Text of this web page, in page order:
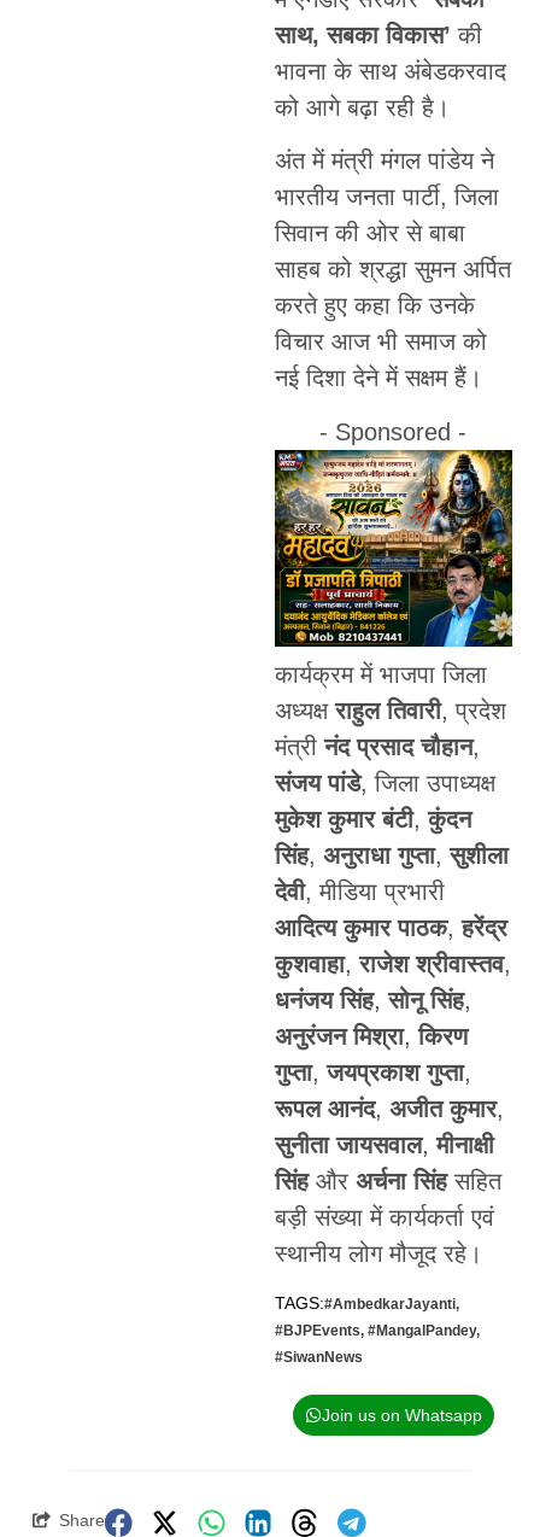
साथ, सबका विकास’ की
भावना के साथ अंबेडकरवाद
को आगे बढ़ा रही है।
अंत में मंत्री मंगल पांडेय ने
भारतीय जनता पार्टी, जिला
सिवान की ओर से बाबा
साहब को श्रद्धा सुमन अर्पित
करते हुए कहा कि उनके
विचार आज भी समाज को
नई दिशा देने में सक्षम हैं।
- Sponsored -
कार्यक्रम में भाजपा जिला
अध्यक्षराहुल तिवारी, प्रदेश
मंत्रीनंद प्रसाद चौहान,
संजय पांडे, जिला उपाध्यक्ष
मुकेश कुमार बंटी,कुंदन
सिंह, अनुराधा गुप्ता,सुशीला
देवी, मीडिया प्रभारी
आदित्य कुमार पाठक,हरेंद्र
कुशवाहा,राजेश श्रीवास्तव,
धनंजय सिंह,सोनू सिंह,
अनुरंजन मिश्रा,किरण
गुप्ता,जयप्रकाश गुप्ता,
रूपल आनंद, अजीत कुमार,
सुनीता जायसवाल,मीनाक्षी
सिंहऔर अर्चना सिंहसहित
बड़ी संख्या में कार्यकर्ता एवं
स्थानीय लोग मौजूद रहे।
TAGS:#AmbedkarJayanti,
#BJPEvents, #MangalPandey,
#SiwanNews
Join us on Whatsapp
Share